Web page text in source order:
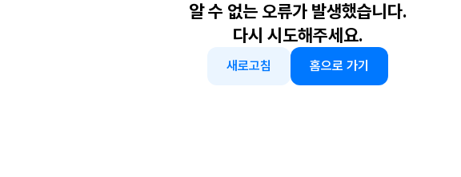
알 수 없는 오류가 발생했습니다.
다시 시도해주세요.
새로고침 홈으로 가기